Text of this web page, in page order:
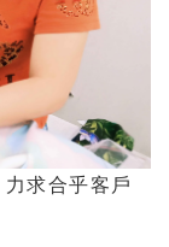
求合乎客戶